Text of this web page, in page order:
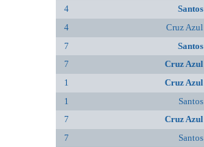
4
Santos
4
Cruz Azul
7
Santos
7
Cruz Azul
1
Cruz Azul
1
Santos
7
Cruz Azul
7
Santos